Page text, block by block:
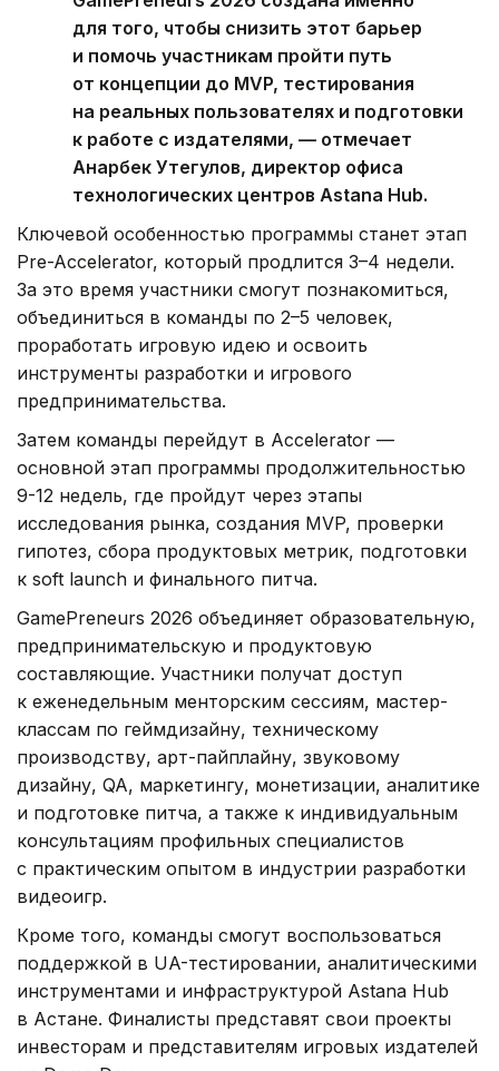
для того, чтобы снизить этот барьер
и помочь участникам пройти путь
от концепции до MVP, тестирования
на реальных пользователях и подготовки
к работе с издателями, — отмечает
Анарбек Утегулов, директор офиса
технологических центров Astana Hub.
Ключевой особенностью программы станет этап
Pre-Accelerator, который продлится 3–4 недели.
За это время участники смогут познакомиться,
объединиться в команды по 2–5 человек,
проработать игровую идею и освоить
инструменты разработки и игрового
предпринимательства.
Затем команды перейдут в Accelerator —
основной этап программы продолжительностью
9-12 недель, где пройдут через этапы
исследования рынка, создания MVP, проверки
гипотез, сбора продуктовых метрик, подготовки
к soft launch и финального питча.
GamePreneurs 2026 объединяет образовательную,
предпринимательскую и продуктовую
составляющие. Участники получат доступ
к еженедельным менторским сессиям, мастер-
классам по геймдизайну, техническому
производству, арт-пайплайну, звуковому
дизайну, QA, маркетингу, монетизации, аналитике
и подготовке питча, а также к индивидуальным
консультациям профильных специалистов
с практическим опытом в индустрии разработки
видеоигр.
Кроме того, команды смогут воспользоваться
поддержкой в UA-тестировании, аналитическими
инструментами и инфраструктурой Astana Hub
в Астане. Финалисты представят свои проекты
инвесторам и представителям игровых издателей